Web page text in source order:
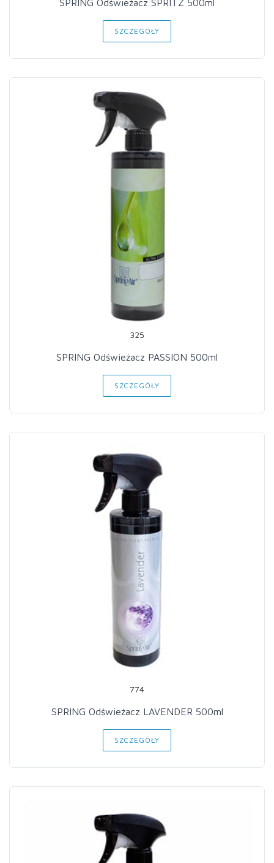
SPRING Odświeżacz SPRITZ 500ml
SZCZEGÓŁY
325
SPRING Odświeżacz PASSION 500ml
SZCZEGÓŁY
774
SPRING Odświeżacz LAVENDER 500ml
SZCZEGÓŁY